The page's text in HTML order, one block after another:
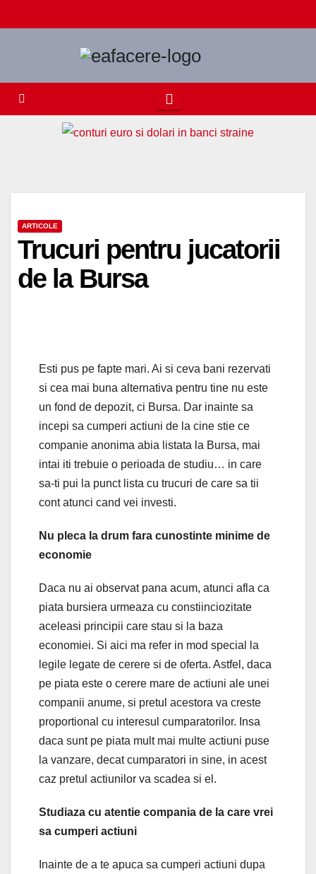
to
ARTICOLE
Trucuri pentru jucatorii
de la Bursa
Esti pus pe fapte mari. Ai si ceva bani rezervati
si cea mai buna alternativa pentru tine nu este
un fond de depozit, ci Bursa. Dar inainte sa
incepi sa cumperi actiuni de la cine stie ce
companie anonima abia listata la Bursa, mai
intai iti trebuie o perioada de studiu… in care
sa-ti pui la punct lista cu trucuri de care sa tii
cont atunci cand vei investi.
Nu pleca la drum fara cunostinte minime de
economie
Daca nu ai observat pana acum, atunci afla ca
piata bursiera urmeaza cu constiinciozitate
aceleasi principii care stau si la baza
economiei. Si aici ma refer in mod special la
legile legate de cerere si de oferta. Astfel, daca
pe piata este o cerere mare de actiuni ale unei
companii anume, si pretul acestora va creste
proportional cu interesul cumparatorilor. Insa
daca sunt pe piata mult mai multe actiuni puse
la vanzare, decat cumparatori in sine, in acest
caz pretul actiunilor va scadea si el.
Studiaza cu atentie compania de la care vrei
sa cumperi actiuni
Inainte de a te apuca sa cumperi actiuni dupa